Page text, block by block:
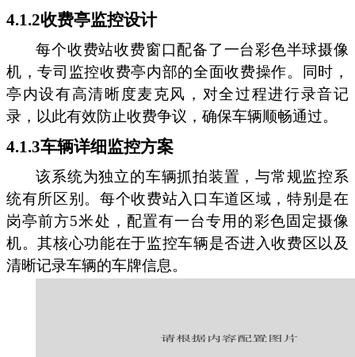
4.1.2收费亭监控设计
每个收费站收费窗口配备了一台彩色半球摄像
机，专司监控收费亭内部的全面收费操作。同时，
亭内设有高清晰度麦克风，对全过程进行录音记
录，以此有效防止收费争议，确保车辆顺畅通过。
4.1.3车辆详细监控方案
该系统为独立的车辆抓拍装置，与常规监控系
统有所区别。每个收费站入口车道区域，特别是在
岗亭前方5米处，配置有一台专用的彩色固定摄像
机。其核心功能在于监控车辆是否进入收费区以及
清晰记录车辆的车牌信息。